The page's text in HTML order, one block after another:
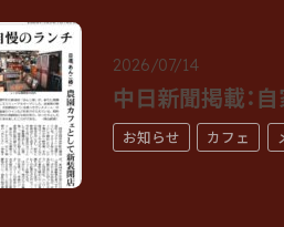
2026/07/14
中日新聞掲載：
お知らせ カフェ